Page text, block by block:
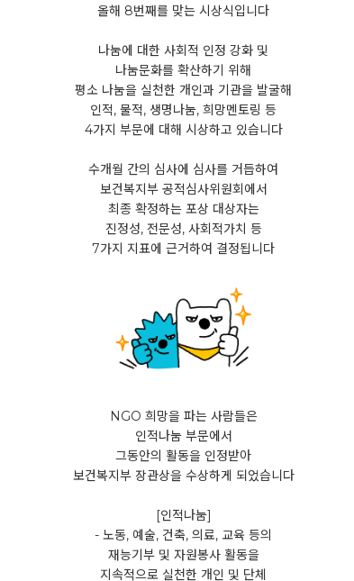
올해 8번째를 맞는 시상식입니다
나눔에 대한 사회적 인정 강화 및
나눔문화를 확산하기 위해
평소 나눔을 실천한 개인과 기관을 발굴해
인적, 물적, 생명나눔, 희망멘토링 등
4가지 부문에 대해 시상하고 있습니다
수개월 간의 심사에 심사를 거듭하여
보건복지부 공적심사위원회에서
최종 확정하는 포상 대상자는
진정성, 전문성, 사회적가치 등
7가지 지표에 근거하여 결정됩니다
NGO 희망을 파는 사람들은
인적나눔 부문에서
그동안의 활동을 인정받아
보건복지부 장관상을 수상하게 되었습니다
[인적나눔]
- 노동, 예술, 건축, 의료, 교육 등의
재능기부 및 자원봉사 활동을
지속적으로 실천한 개인 및 단체